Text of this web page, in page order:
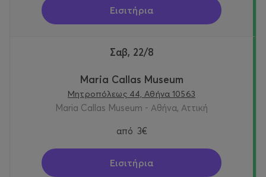
Εισιτήρια
Σαβ, 22/8
Maria Callas Museum
Μητροπόλεως 44, Αθήνα 10563
Maria Callas Museum - Αθήνα, Αττική
από 3€
Εισιτήρια